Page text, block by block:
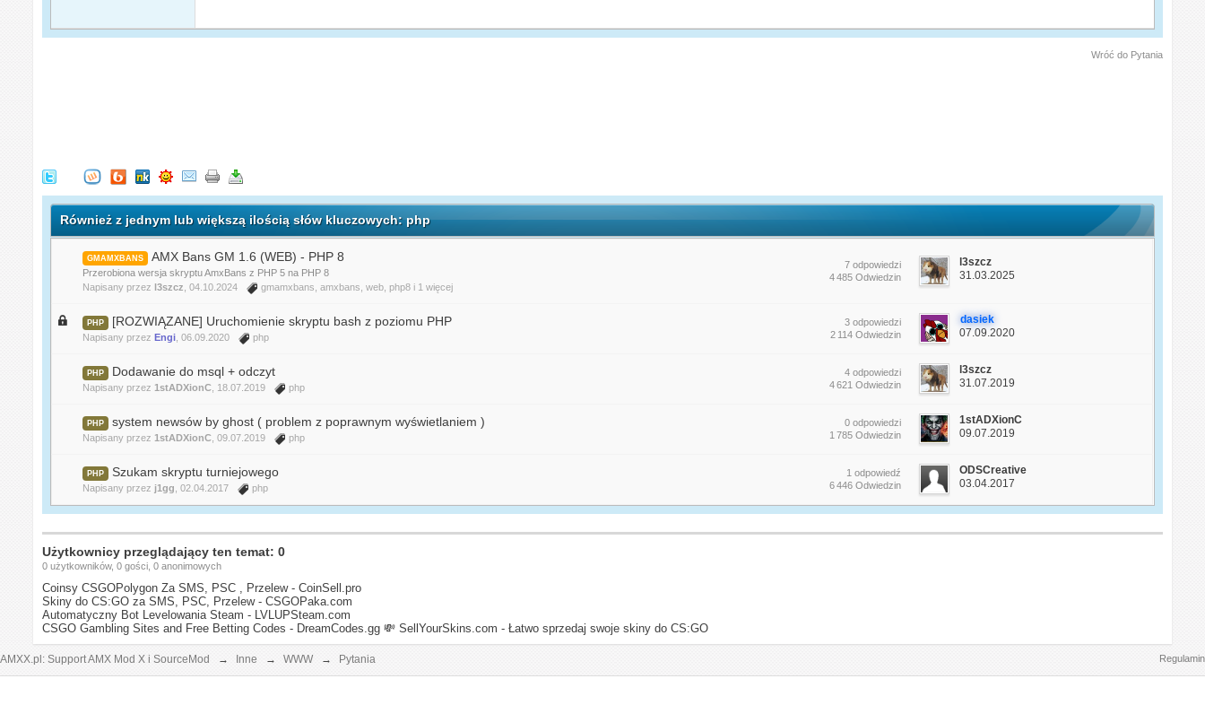
Wróć do Pytania
Również z jednym lub większą ilością słów kluczowych: php
GMAMXBANS AMX Bans GM 1.6 (WEB) - PHP 8
Przerobiona wersja skryptu AmxBans z PHP 5 na PHP 8
Napisany przez l3szcz , 04.10.2024 gmamxbans ,amxbans ,web ,php8 i 1 więcej
7 odpowiedzi
4 485 Odwiedzin
l3szcz
31.03.2025
PHP [ROZWIĄZANE] Uruchomienie skryptu bash z poziomu PHP
Napisany przezEngi , 06.09.2020 php
3 odpowiedzi
2 114 Odwiedzin
dasiek
07.09.2020
PHP Dodawanie do msql + odczyt
Napisany przez 1stADXionC , 18.07.2019 php
4 odpowiedzi
4 621 Odwiedzin
l3szcz
31.07.2019
PHP system newsów by ghost ( problem z poprawnym wyświetlaniem )
Napisany przez 1stADXionC , 09.07.2019 php
0 odpowiedzi
1 785 Odwiedzin
1stADXionC
09.07.2019
PHP Szukam skryptu turniejowego
Napisany przez j1gg , 02.04.2017 php
1 odpowiedź
6 446 Odwiedzin
ODSCreative
03.04.2017
Użytkownicy przeglądający ten temat: 0
0 użytkowników, 0 gości, 0 anonimowych
Coinsy CSGOPolygon Za SMS, PSC , Przelew - CoinSell.pro
Skiny do CS:GO za SMS, PSC, Przelew - CSGOPaka.com
Automatyczny Bot Levelowania Steam - LVLUPSteam.com
CSGO Gambling Sites and Free Betting Codes - DreamCodes.gg 💸 SellYourSkins.com - Łatwo sprzedaj swoje skiny do CS:GO
AMXX.pl: Support AMX Mod X i SourceMod → Inne → WWW → Pytania Regulamin